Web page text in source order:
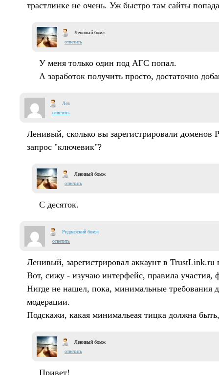
трастлинке не очень. Уж быстро там сайты
Ленивый бомж
ответить
У меня только один под АГС попал.
А заработок получить просто, достаточно
Лев
ответить
Ленивый, сколько вы зарегистрировали доменов
запрос "ключевик"?
Ленивый бомж
ответить
С десяток.
Риддерский бомж
ответить
Ленивый, зарегистрировал аккаунт в TrustLink.ru
Вот, сижу - изучаю интерфейс, правила участия,
Нигде не нашел, пока, минимальные требования
модерации.
Подскажи, какая минимальеая тицка должна
Ленивый бомж
ответить
Привет!